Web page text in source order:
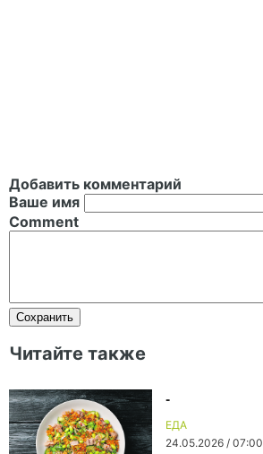
Добавить комментарий
Ваше имя
Comment
Читайте также
ЕДА
24.05.2026 / 07:00
-